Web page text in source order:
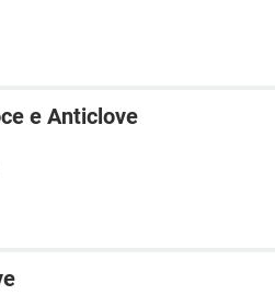
e Anticlove